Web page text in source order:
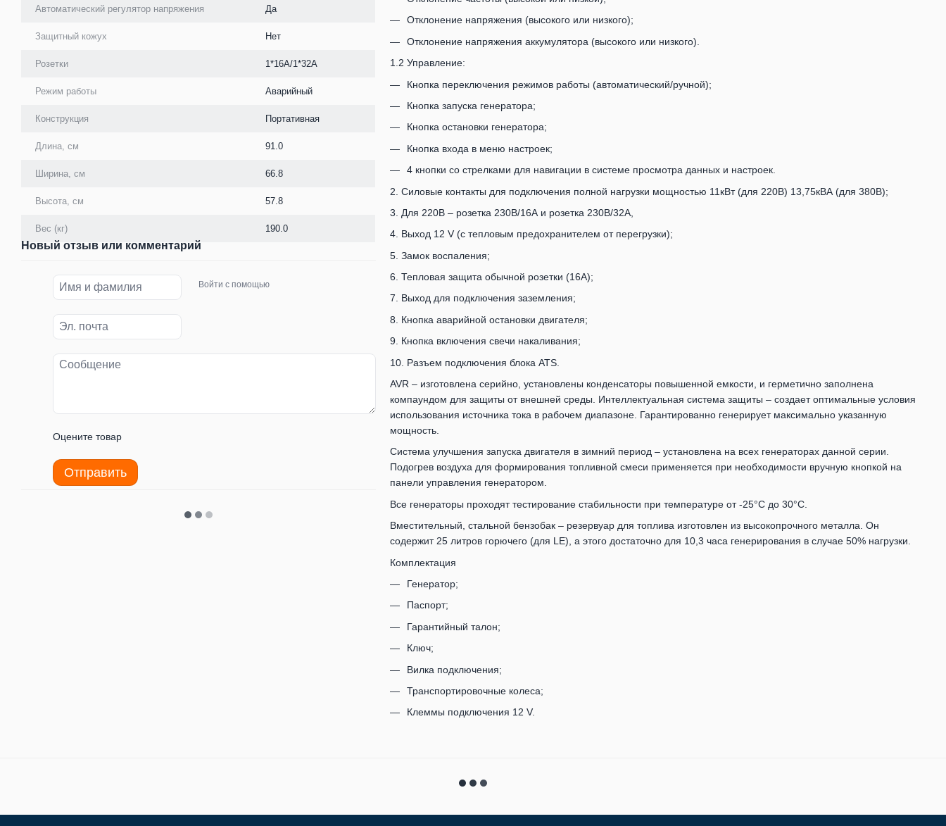
Автоматический регулятор напряжения Да
Защитный кожух Нет
Розетки 1*16А/1*32А
Режим работы Аварийный
Конструкция Портативная
Длина, см 91.0
Ширина, см 66.8
Высота, см 57.8
Вес (кг) 190.0
Новый отзыв или комментарий
Войти с помощью
Оцените товар
Отправить
Отклонение напряжения (высокого или низкого);
Отклонение напряжения аккумулятора (высокого или низкого).
1.2 Управление:
Кнопка переключения режимов работы (автоматический/ручной);
Кнопка запуска генератора;
Кнопка остановки генератора;
Кнопка входа в меню настроек;
4 кнопки со стрелками для навигации в системе просмотра данных и настроек.
2. Силовые контакты для подключения полной нагрузки мощностью 11кВт (для 220В) 13,75кВА (для 380В);
3. Для 220В – розетка 230В/16А и розетка 230В/32А,
4. Выход 12 V (с тепловым предохранителем от перегрузки);
5. Замок воспаления;
6. Тепловая защита обычной розетки (16А);
7. Выход для подключения заземления;
8. Кнопка аварийной остановки двигателя;
9. Кнопка включения свечи накаливания;
10. Разъем подключения блока ATS.
AVR – изготовлена ​​серийно, установлены конденсаторы повышенной емкости, и герметично заполнена
компаундом для защиты от внешней среды. Интеллектуальная система защиты – создает оптимальные условия
использования источника тока в рабочем диапазоне. Гарантированно генерирует максимально указанную
мощность.
Система улучшения запуска двигателя в зимний период – установлена ​​на всех генераторах данной серии.
Подогрев воздуха для формирования топливной смеси применяется при необходимости вручную кнопкой на
панели управления генератором.
Все генераторы проходят тестирование стабильности при температуре от -25°С до 30°С.
Вместительный, стальной бензобак – резервуар для топлива изготовлен из высокопрочного металла. Он
содержит 25 литров горючего (для LE), а этого достаточно для 10,3 часа генерирования в случае 50% нагрузки.
Комплектация
Генератор;
Паспорт;
Гарантийный талон;
Ключ;
Вилка подключения;
Транспортировочные колеса;
Клеммы подключения 12 V.